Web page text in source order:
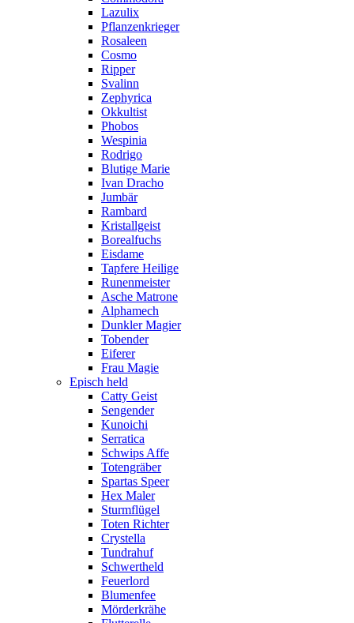
Lazulix
Pflanzenkrieger
Rosaleen
Cosmo
Ripper
Svalinn
Zephyrica
Okkultist
Phobos
Wespinia
Rodrigo
Blutige Marie
Ivan Dracho
Jumbär
Rambard
Kristallgeist
Borealfuchs
Eisdame
Tapfere Heilige
Runenmeister
Asche Matrone
Alphamech
Dunkler Magier
Tobender
Eiferer
Frau Magie
Episch held
Catty Geist
Sengender
Kunoichi
Serratica
Schwips Affe
Totengräber
Spartas Speer
Hex Maler
Sturmflügel
Toten Richter
Crystella
Tundrahuf
Schwertheld
Feuerlord
Blumenfee
Mörderkrähe